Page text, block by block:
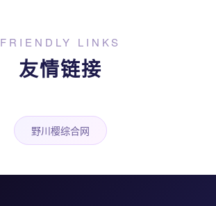
FRIENDLY LINKS
友情链接
野川樱综合网